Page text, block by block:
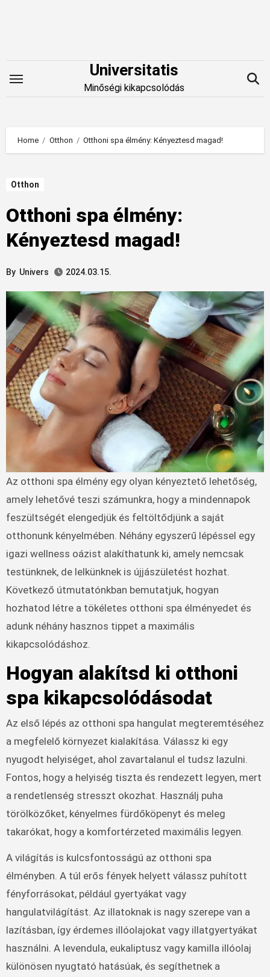
Universitatis
Minőségi kikapcsolódás
Home Otthon Otthoni spa élmény: Kényeztesd magad!
Otthon
Otthoni spa élmény:
Kényeztesd magad!
By Univers 2024.03.15.
Az otthoni spa élmény egy olyan kényeztető lehetőség,
amely lehetővé teszi számunkra, hogy a mindennapok
feszültségét elengedjük és feltöltődjünk a saját
otthonunk kényelmében. Néhány egyszerű lépéssel egy
igazi wellness oázist alakíthatunk ki, amely nemcsak
testünknek, de lelkünknek is újjászületést hozhat.
Következő útmutatónkban bemutatjuk, hogyan
hozhatod létre a tökéletes otthoni spa élményedet és
adunk néhány hasznos tippet a maximális
kikapcsolódáshoz.
Hogyan alakítsd ki otthoni
spa kikapcsolódásodat
Az első lépés az otthoni spa hangulat megteremtéséhez
a megfelelő környezet kialakítása. Válassz ki egy
nyugodt helyiséget, ahol zavartalanul el tudsz lazulni.
Fontos, hogy a helyiség tiszta és rendezett legyen, mert
a rendetlenség stresszt okozhat. Használj puha
törölközőket, kényelmes fürdőköpenyt és meleg
takarókat, hogy a komfortérzeted maximális legyen.
A világítás is kulcsfontosságú az otthoni spa
élményben. A túl erős fények helyett válassz puhított
fényforrásokat, például gyertyákat vagy
hangulatvilágítást. Az illatoknak is nagy szerepe van a
lazításban, így érdemes illóolajokat vagy illatgyertyákat
használni. A levendula, eukaliptusz vagy kamilla illóolaj
különösen nyugtató hatásúak, és segíthetnek a